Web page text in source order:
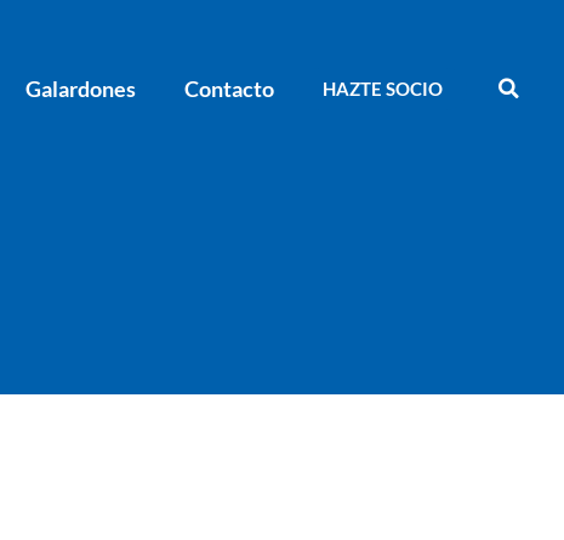
Galardones Contacto HAZTE SOCIO